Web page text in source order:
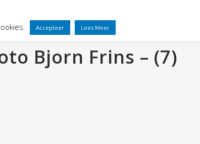
HOGE FRONTEN
Bjorn Frins – (7)
Accepteer Lees Meer